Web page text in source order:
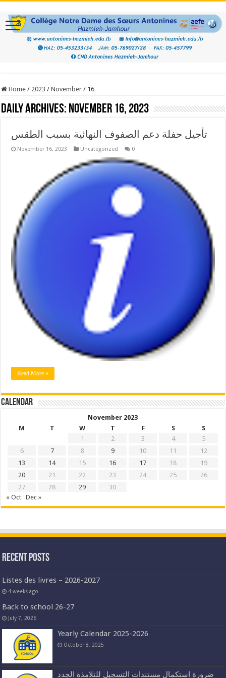
Home / 2023 / November / 16
Daily Archives: November 16, 2023
تأجيل حفلة دعم الصفوف النهائية بسبب الطقس
November 16, 2023 Uncategorized 0
Read More »
Calendar
November 2023
M
T W T F S
S
1
2 3 4
5
6
7 8 9 10 11
12
13
14 15 16 17 18
19
20
21 22 23 24 25
26
27
28 29
30
« Oct
Dec »
Recent Posts
Listes des livres – 2026-2027
4 weeks ago
Back to school 26-27
July 7, 2026
Yearly Calendar 2025-2026
October 8, 2025
ضرورة استكمال مستندات التسجيل للتلامذة الجدد